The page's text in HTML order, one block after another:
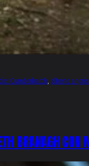
Cumberbatch, alberto
BRANAGH